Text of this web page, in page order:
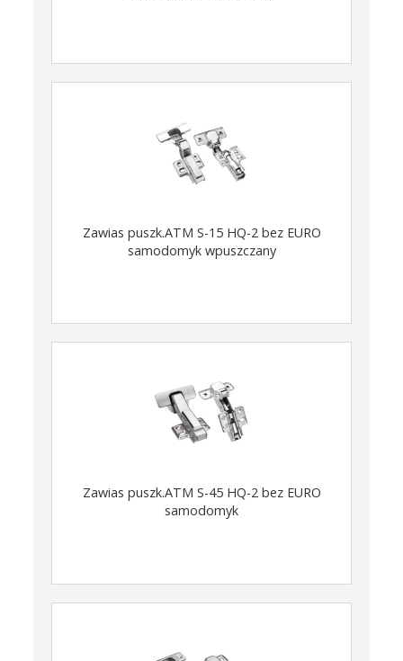
Zawias puszk.ATM S-15 HQ-2 bez EURO
samodomyk wpuszczany
Zawias puszk.ATM S-45 HQ-2 bez EURO
samodomyk